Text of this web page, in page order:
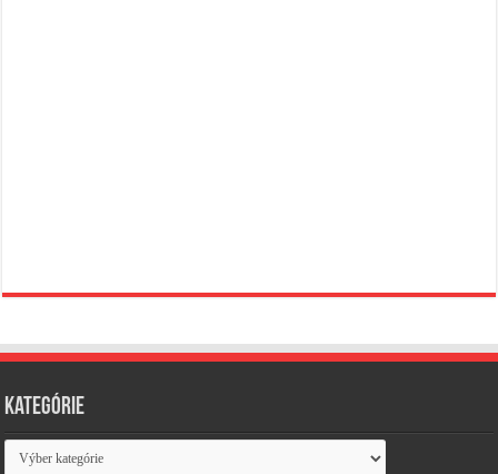
Kategórie
Kategórie